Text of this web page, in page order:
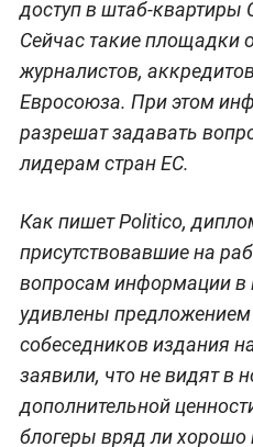
доступ в штаб-квартиры
Сейчас такие площадки
журналистов,
Евросоюза. При этом
разрешат задавать
лидерам стран ЕС.
Как пишет Politico,
присутствовавшие на
вопросам информации в
удивлены
собеседников издания
заявили, что не видят в
дополнительной
блогеры вряд ли хорошо